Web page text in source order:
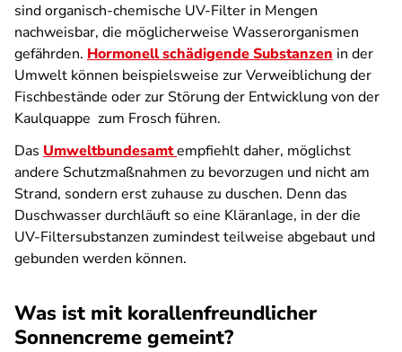
sind organisch-chemische UV-Filter in Mengen
nachweisbar, die möglicherweise Wasserorganismen
gefährden. Hormonell schädigende Substanzen in der
Umwelt können beispielsweise zur Verweiblichung der
Fischbestände oder zur Störung der Entwicklung von der
Kaulquappe zum Frosch führen.
Das Umweltbundesamtempfiehlt daher, möglichst
andere Schutzmaßnahmen zu bevorzugen und nicht am
Strand, sondern erst zuhause zu duschen. Denn das
Duschwasser durchläuft so eine Kläranlage, in der die
UV-Filtersubstanzen zumindest teilweise abgebaut und
gebunden werden können.
Was ist mit korallenfreundlicher
Sonnencreme gemeint?